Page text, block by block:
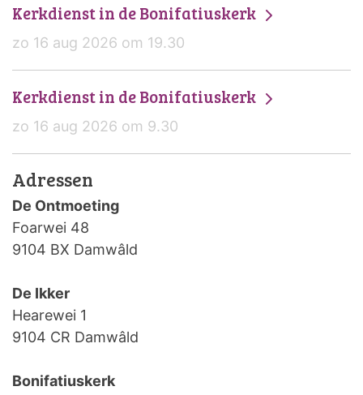
Kerkdienst in de Bonifatiuskerk
zo 16 aug 2026 om 19.30
Kerkdienst in de Bonifatiuskerk
zo 16 aug 2026 om 9.30
Adressen
De Ontmoeting
Foarwei 48
9104 BX Damwâld
De Ikker
Hearewei 1
9104 CR Damwâld
Bonifatiuskerk